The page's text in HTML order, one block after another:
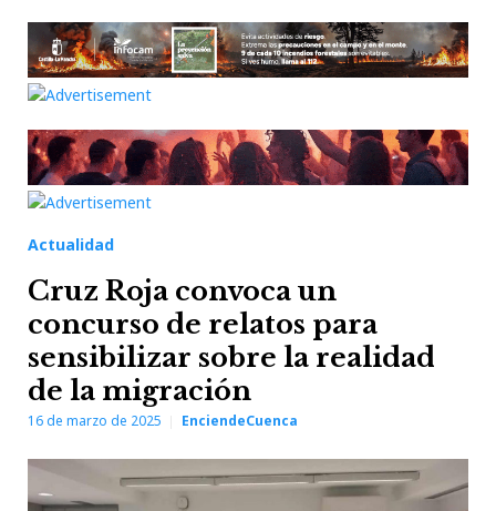
Actualidad
Cruz Roja convoca un
concurso de relatos para
sensibilizar sobre la realidad
de la migración
16 de marzo de 2025 EnciendeCuenca